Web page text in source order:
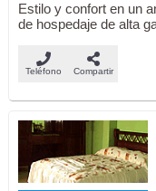
Estilo y confort en un
de hospedaje de alta
Teléfono Compartir